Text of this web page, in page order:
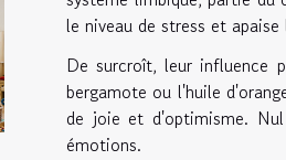
le niveau de stress et apaise
De surcroît, leur influence
bergamote ou l'huile
de joie et d'optimisme.
émotions.